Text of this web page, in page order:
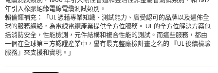
年引入橡膠絕緣電線電纜測試類別。
賴倫輝補充：「UL 憑藉專業知識、測試能力、廣受認可的品牌以及遍佈全
球的服務網絡，為電線電纜產業提供全方位服務。 UL 的全方位解決方案包
括消防安全，性能檢測，元件結構和複合性能的測試。而這些服務，都由
一個在全球第三方認證產業中，譽有最完整廠檢計畫之名的 『UL 後續檢驗
服務』來支援和實現。」